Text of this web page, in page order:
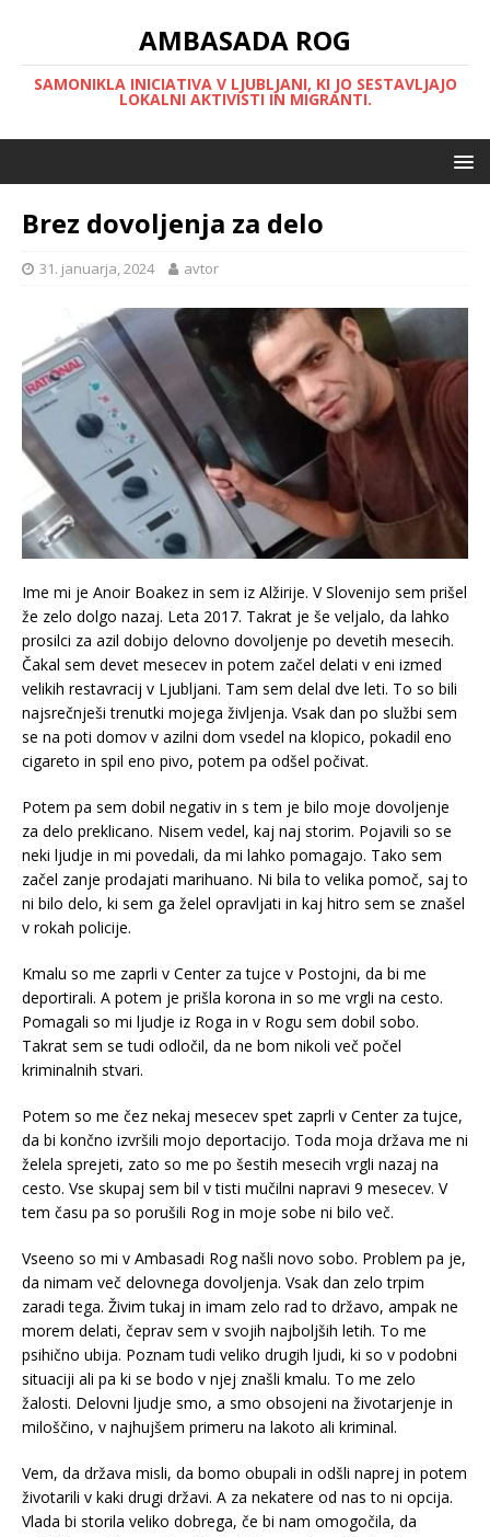
AMBASADA ROG
SAMONIKLA INICIATIVA V LJUBLJANI, KI JO SESTAVLJAJO
LOKALNI AKTIVISTI IN MIGRANTI.
Brez dovoljenja za delo
31. januarja, 2024 avtor
Ime mi je Anoir Boakez in sem iz Alžirije. V Slovenijo sem prišel
že zelo dolgo nazaj. Leta 2017. Takrat je še veljalo, da lahko
prosilci za azil dobijo delovno dovoljenje po devetih mesecih.
Čakal sem devet mesecev in potem začel delati v eni izmed
velikih restavracij v Ljubljani. Tam sem delal dve leti. To so bili
najsrečnješi trenutki mojega življenja. Vsak dan po službi sem
se na poti domov v azilni dom vsedel na klopico, pokadil eno
cigareto in spil eno pivo, potem pa odšel počivat.
Potem pa sem dobil negativ in s tem je bilo moje dovoljenje
za delo preklicano. Nisem vedel, kaj naj storim. Pojavili so se
neki ljudje in mi povedali, da mi lahko pomagajo. Tako sem
začel zanje prodajati marihuano. Ni bila to velika pomoč, saj to
ni bilo delo, ki sem ga želel opravljati in kaj hitro sem se znašel
v rokah policije.
Kmalu so me zaprli v Center za tujce v Postojni, da bi me
deportirali. A potem je prišla korona in so me vrgli na cesto.
Pomagali so mi ljudje iz Roga in v Rogu sem dobil sobo.
Takrat sem se tudi odločil, da ne bom nikoli več počel
kriminalnih stvari.
Potem so me čez nekaj mesecev spet zaprli v Center za tujce,
da bi končno izvršili mojo deportacijo. Toda moja država me ni
želela sprejeti, zato so me po šestih mesecih vrgli nazaj na
cesto. Vse skupaj sem bil v tisti mučilni napravi 9 mesecev. V
tem času pa so porušili Rog in moje sobe ni bilo več.
Vseeno so mi v Ambasadi Rog našli novo sobo. Problem pa je,
da nimam več delovnega dovoljenja. Vsak dan zelo trpim
zaradi tega. Živim tukaj in imam zelo rad to državo, ampak ne
morem delati, čeprav sem v svojih najboljših letih. To me
psihično ubija. Poznam tudi veliko drugih ljudi, ki so v podobni
situaciji ali pa ki se bodo v njej znašli kmalu. To me zelo
žalosti. Delovni ljudje smo, a smo obsojeni na životarjenje in
miloščino, v najhujšem primeru na lakoto ali kriminal.
Vem, da država misli, da bomo obupali in odšli naprej in potem
životarili v kaki drugi državi. A za nekatere od nas to ni opcija.
Vlada bi storila veliko dobrega, če bi nam omogočila, da